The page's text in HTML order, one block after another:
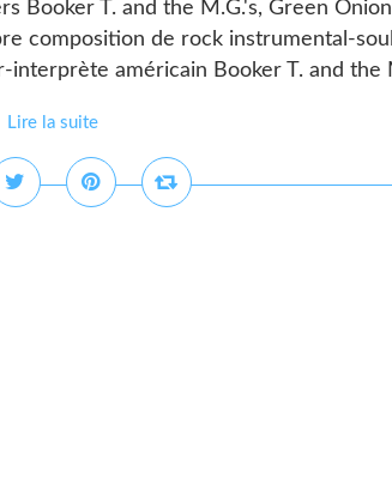
Booker T. and the M.G.'s, Green
composition de rock instrumental-
américain Booker T. and the
Lire la suite